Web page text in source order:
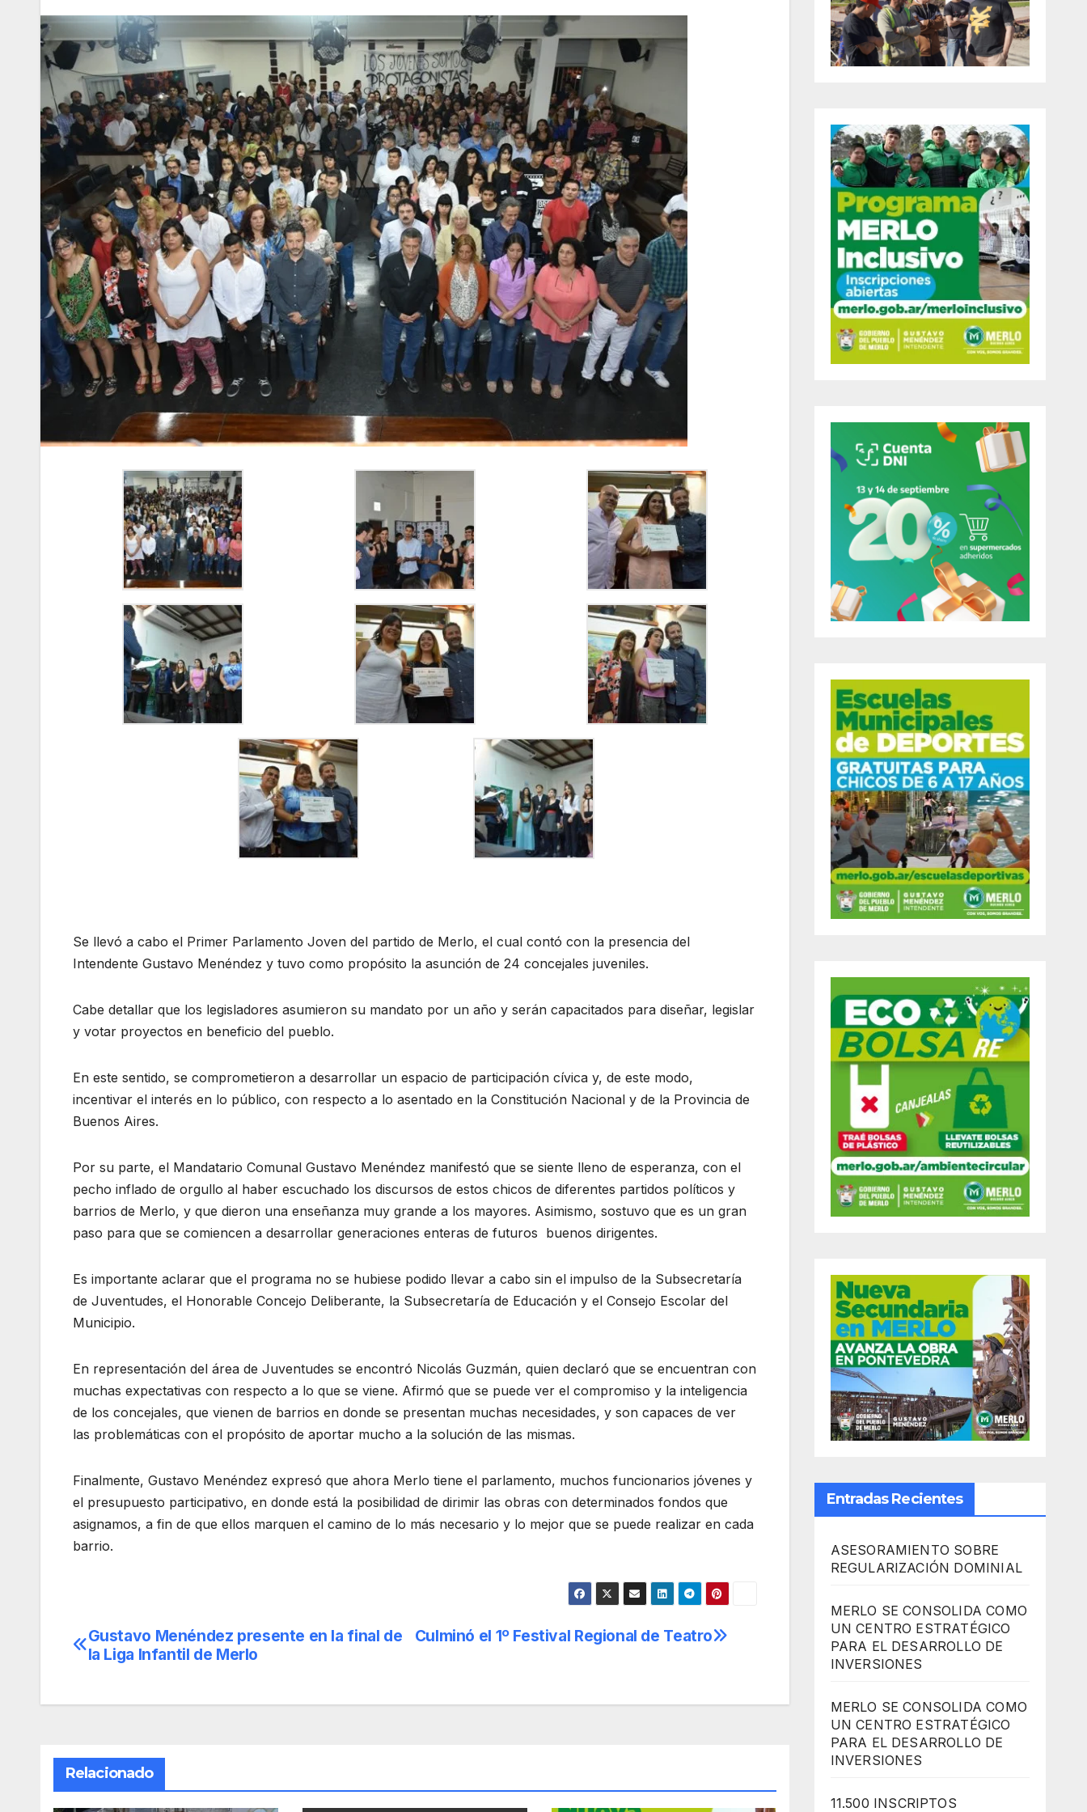
Se llevó a cabo el Primer Parlamento Joven del partido de Merlo, el cual contó con la presencia del
Intendente Gustavo Menéndez y tuvo como propósito la asunción de 24 concejales juveniles.
Cabe detallar que los legisladores asumieron su mandato por un año y serán capacitados para diseñar, legislar
y votar proyectos en beneficio del pueblo.
En este sentido, se comprometieron a desarrollar un espacio de participación cívica y, de este modo,
incentivar el interés en lo público, con respecto a lo asentado en la Constitución Nacional y de la Provincia de
Buenos Aires.
Por su parte, el Mandatario Comunal Gustavo Menéndez manifestó que se siente lleno de esperanza, con el
pecho inflado de orgullo al haber escuchado los discursos de estos chicos de diferentes partidos políticos y
barrios de Merlo, y que dieron una enseñanza muy grande a los mayores. Asimismo, sostuvo que es un gran
paso para que se comiencen a desarrollar generaciones enteras de futuros buenos dirigentes.
Es importante aclarar que el programa no se hubiese podido llevar a cabo sin el impulso de la Subsecretaría
de Juventudes, el Honorable Concejo Deliberante, la Subsecretaría de Educación y el Consejo Escolar del
Municipio.
En representación del área de Juventudes se encontró Nicolás Guzmán, quien declaró que se encuentran con
muchas expectativas con respecto a lo que se viene. Afirmó que se puede ver el compromiso y la inteligencia
de los concejales, que vienen de barrios en donde se presentan muchas necesidades, y son capaces de ver
las problemáticas con el propósito de aportar mucho a la solución de las mismas.
Finalmente, Gustavo Menéndez expresó que ahora Merlo tiene el parlamento, muchos funcionarios jóvenes y
el presupuesto participativo, en donde está la posibilidad de dirimir las obras con determinados fondos que
asignamos, a fin de que ellos marquen el camino de lo más necesario y lo mejor que se puede realizar en cada
barrio.
Navegación
entradas
Culminó el 1º Festival Regional de Teatro
Gustavo Menéndez presente en la final de
la Liga Infantil de Merlo
Relacionado
Entradas Recientes
ASESORAMIENTO SOBRE
REGULARIZACIÓN DOMINIAL
MERLO SE CONSOLIDA COMO
UN CENTRO ESTRATÉGICO
PARA EL DESARROLLO DE
INVERSIONES
MERLO SE CONSOLIDA COMO
UN CENTRO ESTRATÉGICO
PARA EL DESARROLLO DE
INVERSIONES
11.500 INSCRIPTOS